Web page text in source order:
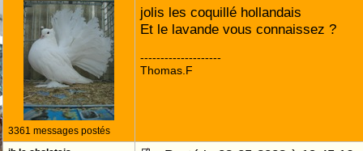
3361 messages postés
jolis les coquillé hollandais
Et le lavande vous connaissez ?
--------------------
Thomas.F